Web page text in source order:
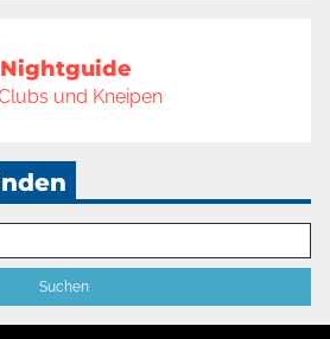
Nightguide
und Kneipen